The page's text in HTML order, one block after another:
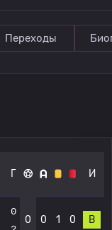
Переходы
Г И
0
0 0 1 0 В